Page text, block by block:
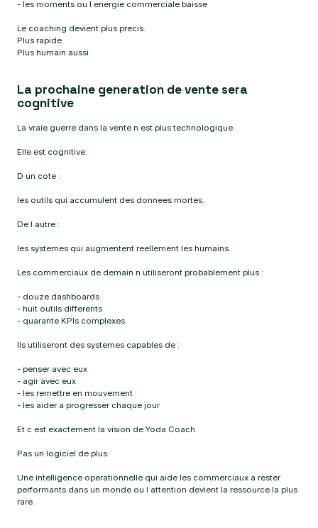
- les moments ou l energie commerciale baisse
Le coaching devient plus precis.
Plus rapide.
Plus humain aussi.
La prochaine generation de vente sera
cognitive
La vraie guerre dans la vente n est plus technologique.
Elle est cognitive.
D un cote :
les outils qui accumulent des donnees mortes.
De l autre :
les systemes qui augmentent reellement les humains.
Les commerciaux de demain n utiliseront probablement plus :
- douze dashboards
- huit outils differents
- quarante KPIs complexes
Ils utiliseront des systemes capables de :
- penser avec eux
- agir avec eux
- les remettre en mouvement
- les aider a progresser chaque jour
Et c est exactement la vision de Yoda Coach.
Pas un logiciel de plus.
Une intelligence operationnelle qui aide les commerciaux a rester
performants dans un monde ou l attention devient la ressource la plus
rare.